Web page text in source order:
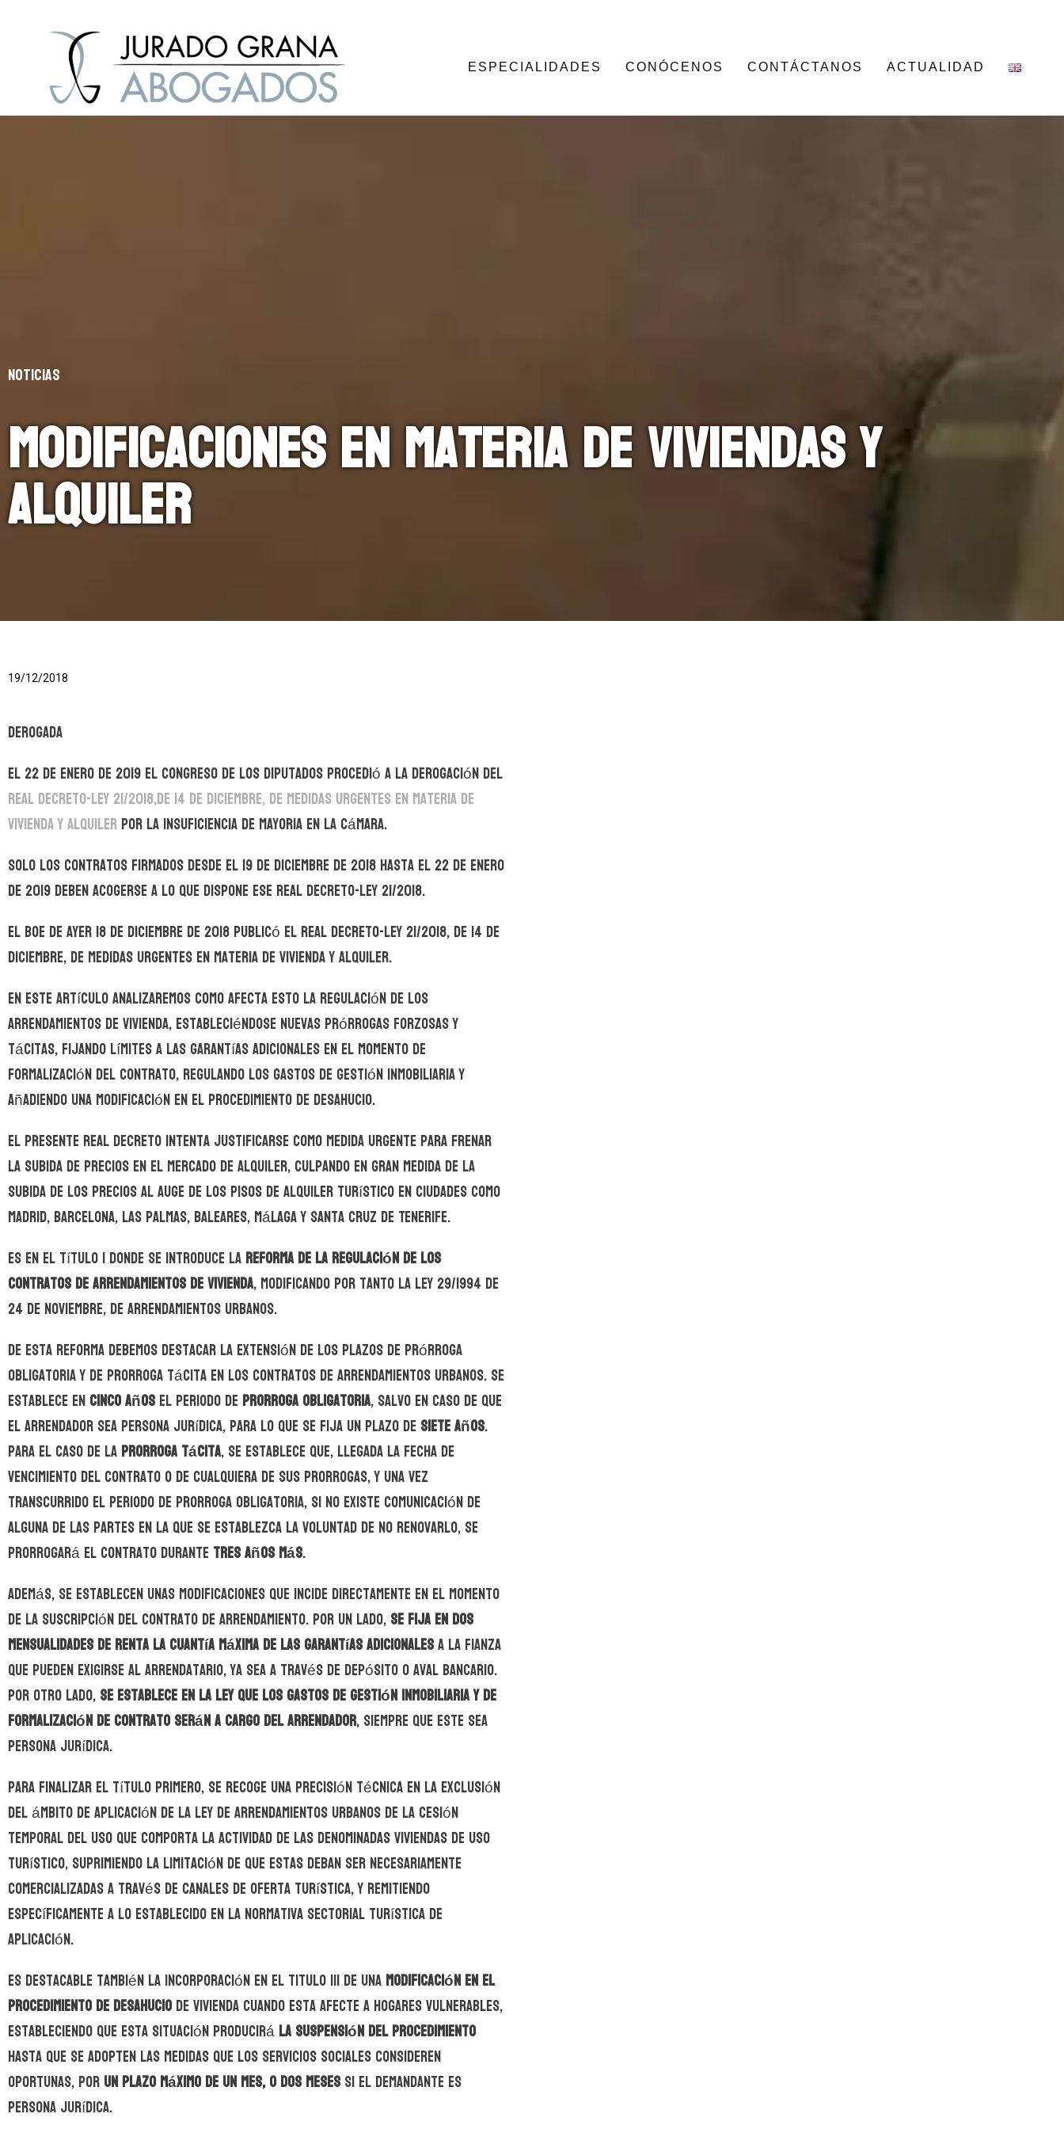
ESPECIALIDADES CONÓCENOS CONTÁCTANOS ACTUALIDAD
NOTICIAS
Modificaciones en materia de viviendas y
alquiler
19/12/2018
DEROGADA
El 22 de Enero de 2019 el congreso de los diputados procedió a la derogación del
Real Decreto-Ley 21/2018,de 14 de diciembre, de medidas urgentes en materia de
vivienda y alquilerpor la insuficiencia de mayoria en la cámara.
Solo los contratos firmados desde el 19 de diciembre de 2018 hasta el 22 de enero
de 2019 deben acogerse a lo que dispone ese Real Decreto-Ley 21/2018.
El BOE de ayer 18 de diciembre de 2018 publicó el Real Decreto-ley 21/2018, de 14 de
diciembre, de medidas urgentes en materia de vivienda y alquiler.
En este artículo analizaremos como afecta esto la regulación de los
arrendamientos de vivienda, estableciéndose nuevas prórrogas forzosas y
tácitas, fijando límites a las garantías adicionales en el momento de
formalización del contrato, regulando los gastos de gestión inmobiliaria y
añadiendo una modificación en el procedimiento de desahucio.
El presente Real Decreto intenta justificarse como medida urgente para frenar
la subida de precios en el mercado de alquiler, culpando en gran medida de la
subida de los precios al auge de los pisos de alquiler turístico en ciudades como
Madrid, Barcelona, Las Palmas, Baleares, Málaga y Santa Cruz de Tenerife.
Es en el Título I donde se introduce lareforma de la regulación de los
contratos de arrendamientos de vivienda, modificando por tanto la Ley 29/1994 de
24 de noviembre, de arrendamientos urbanos.
De esta reforma debemos destacar la extensión de los plazos de prórroga
obligatoria y de prorroga tácita en los contratos de arrendamientos urbanos. Se
establece encinco añosel periodo de prorroga obligatoria, salvo en caso de que
el arrendador sea persona jurídica, para lo que se fija un plazo de siete años.
Para el caso de laprorroga tácita, se establece que, llegada la fecha de
vencimiento del contrato o de cualquiera de sus prorrogas, y una vez
transcurrido el periodo de prorroga obligatoria, si no existe comunicación de
alguna de las partes en la que se establezca la voluntad de no renovarlo, se
prorrogará el contrato durante tres años más.
Además, se establecen unas modificaciones que incide directamente en el momento
de la suscripción del contrato de arrendamiento. Por un lado,se fija en dos
mensualidades de renta la cuantía máxima de las garantías adicionalesa la fianza
que pueden exigirse al arrendatario, ya sea a través de depósito o aval bancario.
Por otro lado,se establece en la ley que los gastos de gestión inmobiliaria y de
formalización de contrato serán a cargo del arrendador, siempre que este sea
persona jurídica.
Para finalizar el Título primero, se recoge una precisión técnica en la exclusión
del ámbito de aplicación de la Ley de Arrendamientos Urbanos de la cesión
temporal del uso que comporta la actividad de las denominadas viviendas de uso
turístico, suprimiendo la limitación de que estas deban ser necesariamente
comercializadas a través de canales de oferta turística, y remitiendo
específicamente a lo establecido en la normativa sectorial turística de
aplicación.
Es destacable también la incorporación en el Titulo III de unamodificación en el
procedimiento de desahuciode vivienda cuando esta afecte a hogares vulnerables,
estableciendo que esta situación producirála suspensión del procedimiento
hasta que se adopten las medidas que los servicios sociales consideren
oportunas, porun plazo máximo de un mes, o dos mesessi el demandante es
persona jurídica.